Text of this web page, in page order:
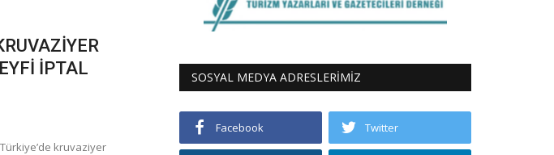
İPTAL
kruvaziyer
SOSYAL MEDYA ADRESLERİMİZ
Facebook Twitter